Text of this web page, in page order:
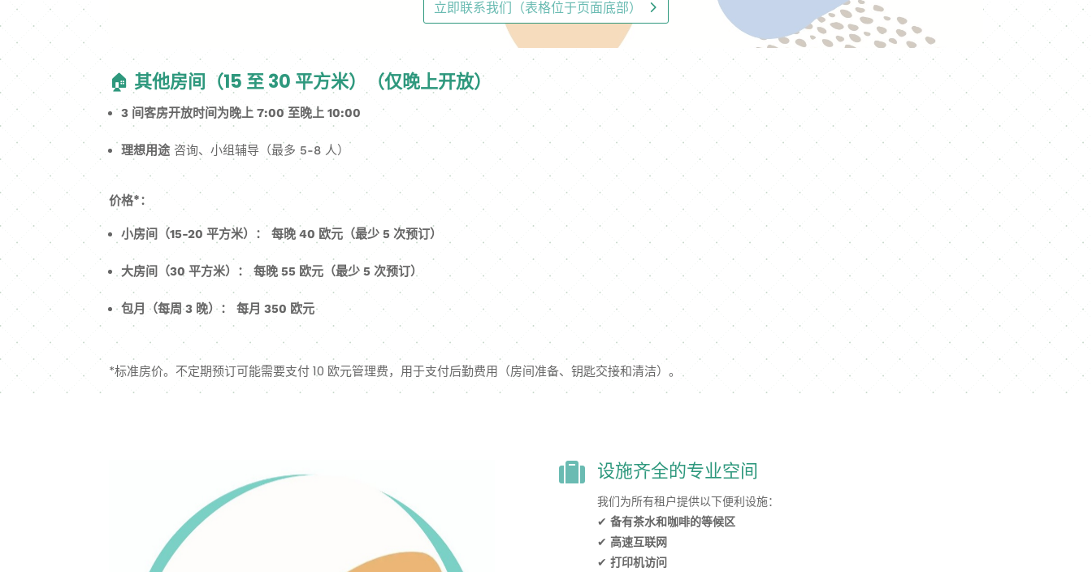
立即联系我们（表格位于页面底部）
🏠其他房间（15 至 30 平方米）（仅晚上开放）
3 间客房开放时间为晚上 7:00 至晚上 10:00
理想用途 咨询、小组辅导（最多 5-8 人）
价格*：
小房间（15-20 平方米）： 每晚 40 欧元（最少 5 次预订）
大房间（30 平方米）： 每晚 55 欧元（最少 5 次预订）
包月（每周 3 晚）： 每月 350 欧元
*标准房价。不定期预订可能需要支付 10 欧元管理费，用于支付后勤费用（房间准备、钥匙交接和清洁）。
 设施齐全的专业空间
我们为所有租户提供以下便利设施：
✔备有茶水和咖啡的等候区
✔高速互联网
✔打印机访问